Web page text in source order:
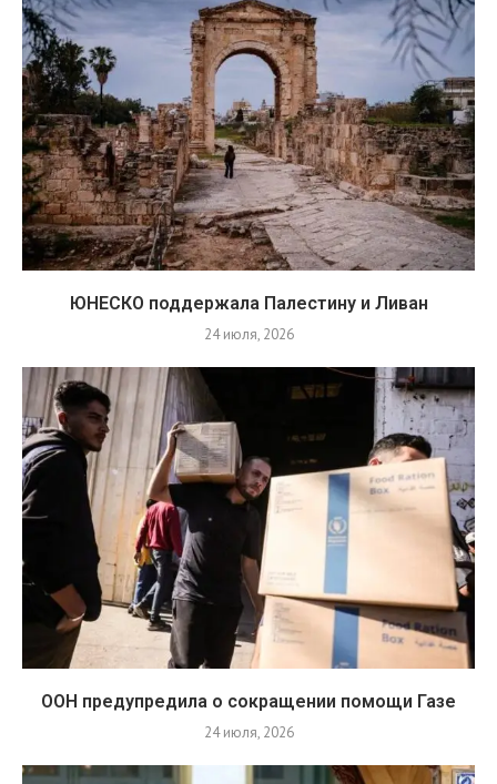
ЮНЕСКО поддержала Палестину и Ливан
24 июля, 2026
ООН предупредила о сокращении помощи Газе
24 июля, 2026